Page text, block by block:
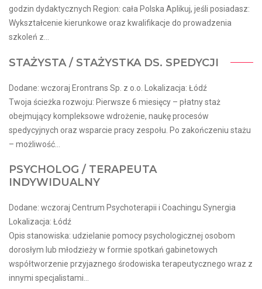
godzin dydaktycznych Region: cała Polska Aplikuj, jeśli posiadasz:
Wykształcenie kierunkowe oraz kwalifikacje do prowadzenia
szkoleń z...
STAŻYSTA / STAŻYSTKA DS. SPEDYCJI
Dodane: wczoraj Erontrans Sp. z o.o. Lokalizacja: Łódź
Twoja ścieżka rozwoju: Pierwsze 6 miesięcy – płatny staż
obejmujący kompleksowe wdrożenie, naukę procesów
spedycyjnych oraz wsparcie pracy zespołu. Po zakończeniu stażu
– możliwość...
PSYCHOLOG / TERAPEUTA
INDYWIDUALNY
Dodane: wczoraj Centrum Psychoterapii i Coachingu Synergia
Lokalizacja: Łódź
Opis stanowiska: udzielanie pomocy psychologicznej osobom
dorosłym lub młodzieży w formie spotkań gabinetowych
współtworzenie przyjaznego środowiska terapeutycznego wraz z
innymi specjalistami...